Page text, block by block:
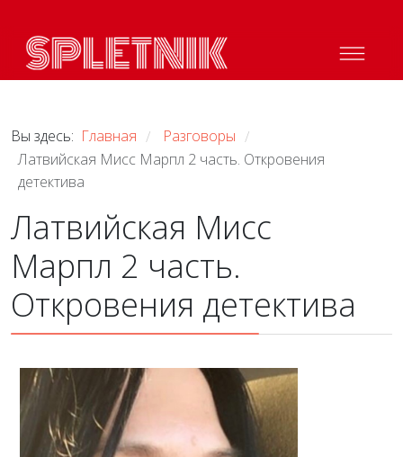
Вы здесь: Главная / Разговоры /
Латвийская Мисс Марпл 2 часть. Откровения
детектива
Латвийская Мисс
Марпл 2 часть.
Откровения детектива